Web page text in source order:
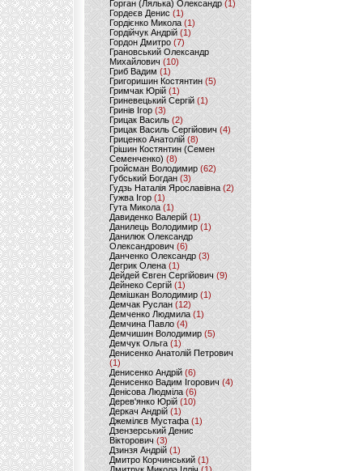
Горган (Лялька) Олександр(1)
Гордеєв Денис (1)
Гордієнко Микола (1)
Гордійчук Андрій (1)
Гордон Дмитро (7)
Грановський Олександр
Михайлович (10)
Гриб Вадим (1)
Григоришин Костянтин (5)
Гримчак Юрій(1)
Гриневецький Сергій(1)
Гринів Ігор (3)
Грицак Василь (2)
Грицак Василь Сергійович (4)
Гриценко Анатолій (8)
Грішин Костянтин (Семен
Семенченко)(8)
Гройсман Володимир(62)
Губський Богдан (3)
Гудзь Наталія Ярославівна(2)
Гужва Ігор (1)
Гута Микола (1)
Давиденко Валерій (1)
Данилець Володимир(1)
Данилюк Олександр
Олександрович (6)
Данченко Олександр (3)
Дегрик Олена(1)
Дейдей Євген Сергійович(9)
Дейнеко Сергій (1)
Демішкан Володимир(1)
Демчак Руслан (12)
Демченко Людмила (1)
Демчина Павло (4)
Демчишин Володимир (5)
Демчук Ольга(1)
Денисенко Анатолій Петрович
(1)
Денисенко Андрій (6)
Денисенко Вадим Ігорович (4)
Денісова Людміла(6)
Дерев'янко Юрій(10)
Деркач Андрій(1)
Джемілєв Мустафа (1)
Дзензерський Денис
Вікторович (3)
Дзинзя Андрій (1)
Дмитро Корчинський (1)